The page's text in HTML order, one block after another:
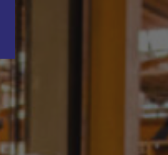
Word nu gratis en geheel